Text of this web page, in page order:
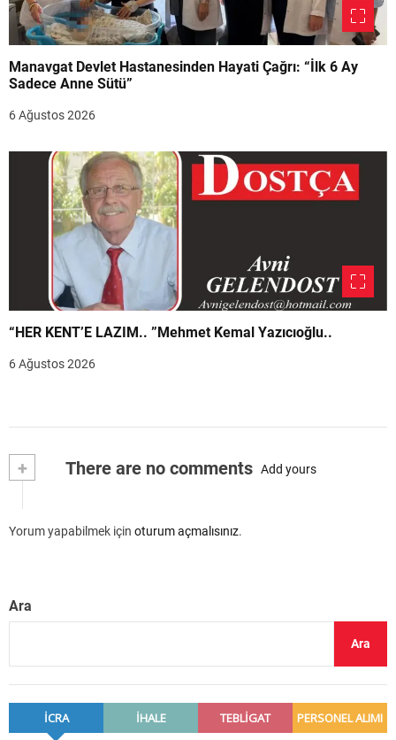
Manavgat Devlet Hastanesinden Hayati Çağrı: “İlk 6 Ay
Sadece Anne Sütü”
6 Ağustos 2026
“HER KENT’E LAZIM.. ”Mehmet Kemal Yazıcıoğlu..
6 Ağustos 2026
+ There are no comments Add yours
Yorum yapabilmek için oturum açmalısınız.
Ara
Ara